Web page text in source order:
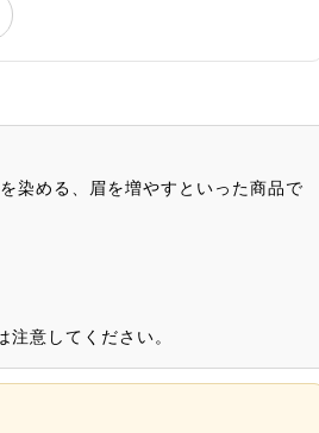
染める、眉を増やすといった商品で
意してください。